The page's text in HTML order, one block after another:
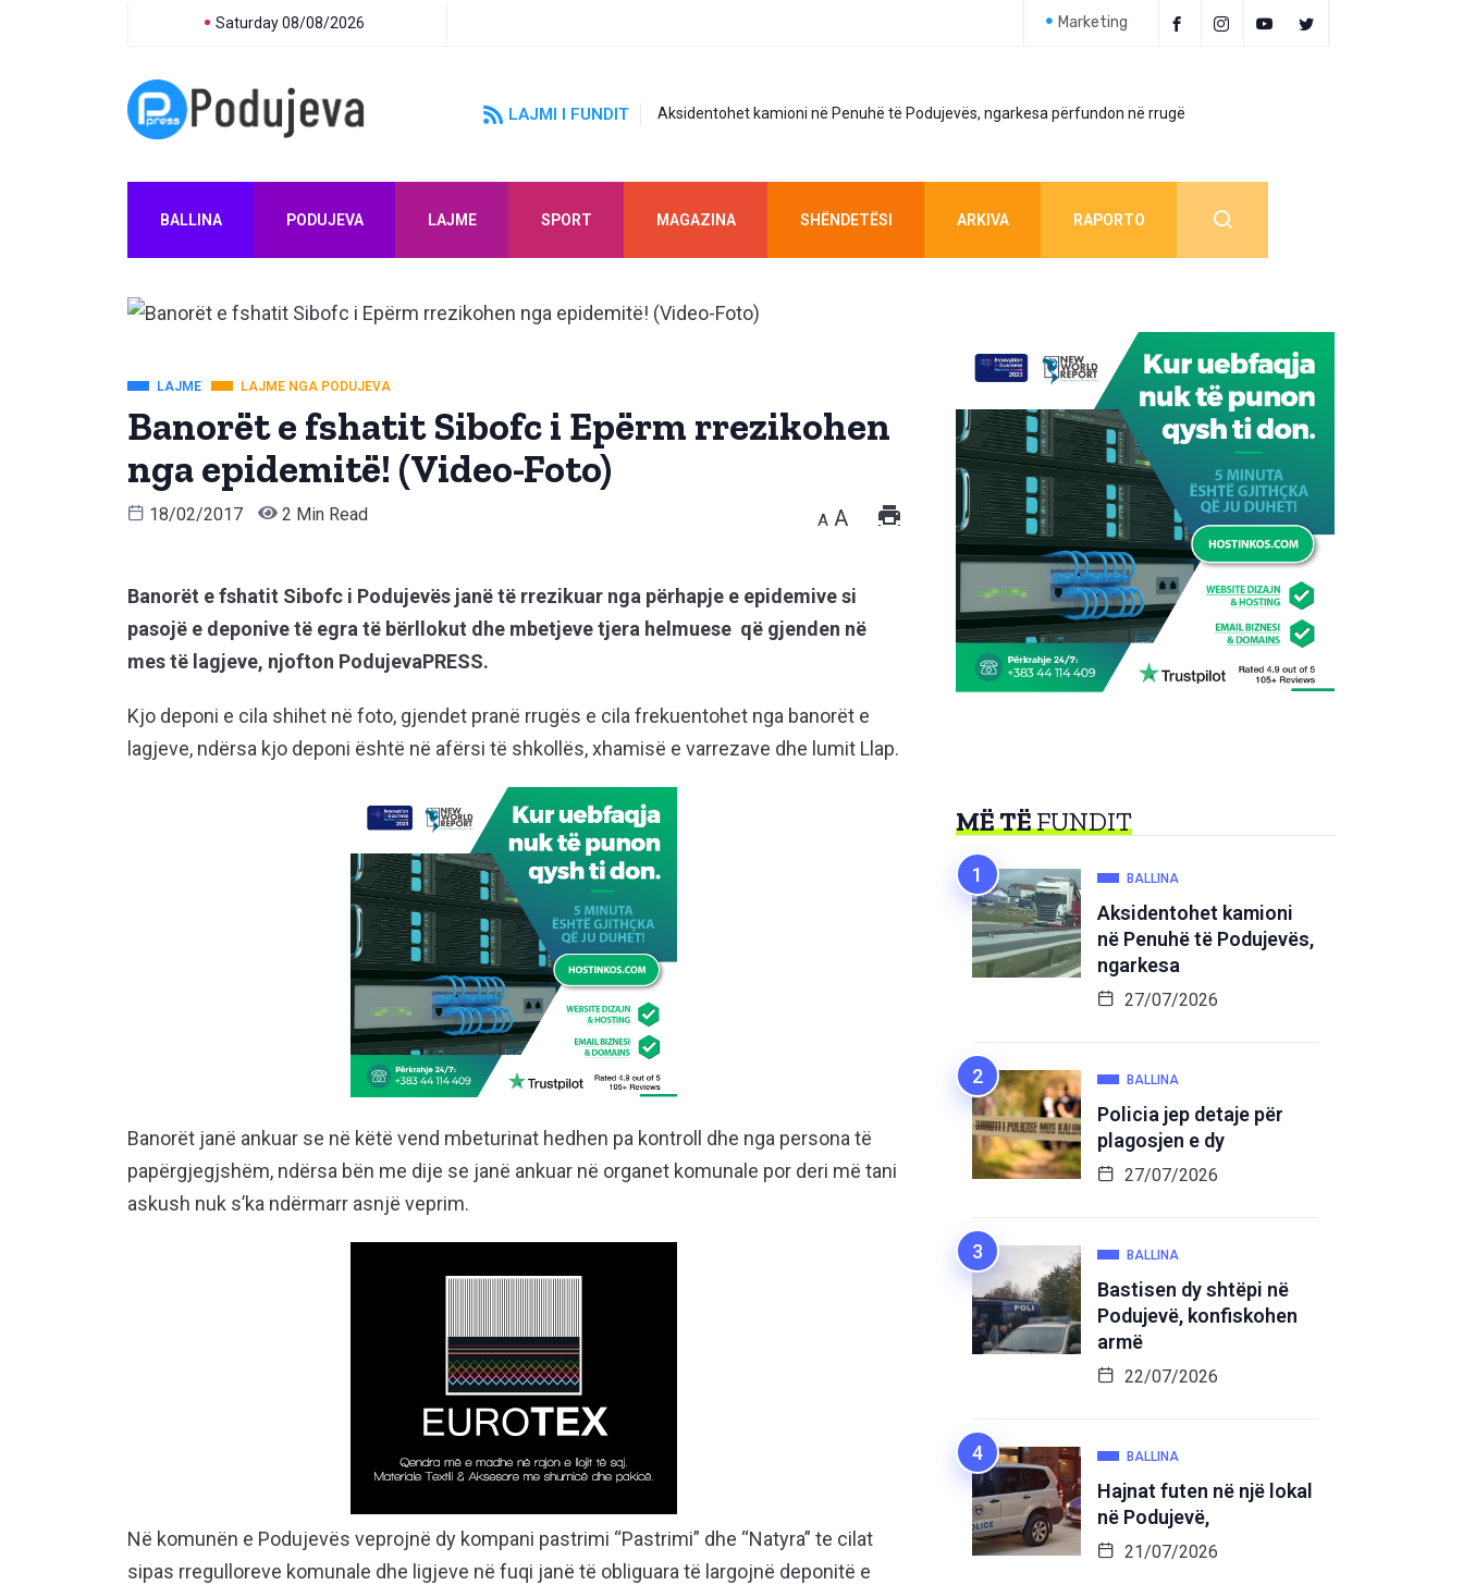
Saturday 08/08/2026 Marketing
LAJMI I FUNDIT Aksidentohet kamioni në Penuhë të Podujevës, ngarkesa përfundon në rrugë
BALLINA PODUJEVA LAJME SPORT MAGAZINA SHËNDETËSI ARKIVA RAPORTO
LAJME LAJME NGA PODUJEVA
Banorët e fshatit Sibofc i Epërm rrezikohen
nga epidemitë! (Video-Foto)
18/02/2017 2 Min Read A A
Banorët e fshatit Sibofc i Podujevës janë të rrezikuar nga përhapje e epidemive si
pasojë e deponive të egra të bërllokut dhe mbetjeve tjera helmuese që gjenden në
mes të lagjeve, njofton PodujevaPRESS.
Kjo deponi e cila shihet në foto, gjendet pranë rrugës e cila frekuentohet nga banorët e
lagjeve, ndërsa kjo deponi është në afërsi të shkollës, xhamisë e varrezave dhe lumit Llap.
Banorët janë ankuar se në këtë vend mbeturinat hedhen pa kontroll dhe nga persona të
papërgjegjshëm, ndërsa bën me dije se janë ankuar në organet komunale por deri më tani
askush nuk s’ka ndërmarr asnjë veprim.
Në komunën e Podujevës veprojnë dy kompani pastrimi “Pastrimi” dhe “Natyra” te cilat
sipas rregulloreve komunale dhe ligjeve në fuqi janë të obliguara të largojnë deponitë e
MË TËFUNDIT
BALLINA
Aksidentohet kamioni
në Penuhë të Podujevës,
ngarkesa
27/07/2026
BALLINA
Policia jep detaje për
plagosjen e dy
27/07/2026
BALLINA
Bastisen dy shtëpi në
Podujevë, konfiskohen
armë
22/07/2026
BALLINA
Hajnat futen në një lokal
në Podujevë,
21/07/2026